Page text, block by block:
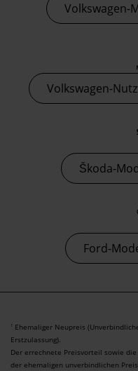
Volkswagen-
Volkswagen-
Škoda-
Ford-
1 Ehemaliger Neupreis
Erstzulassung).
Der errechnete Preisvorteil sowie
der ehemaligen unverbindlichen